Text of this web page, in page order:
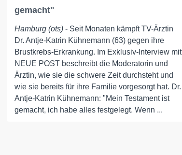
gemacht"
Hamburg (ots)- Seit Monaten kämpft TV-Ärztin
Dr. Antje-Katrin Kühnemann (63) gegen ihre
Brustkrebs-Erkrankung. Im Exklusiv-Interview mit
NEUE POST beschreibt die Moderatorin und
Ärztin, wie sie die schwere Zeit durchsteht und
wie sie bereits für ihre Familie vorgesorgt hat. Dr.
Antje-Katrin Kühnemann: "Mein Testament ist
gemacht, ich habe alles festgelegt. Wenn ...